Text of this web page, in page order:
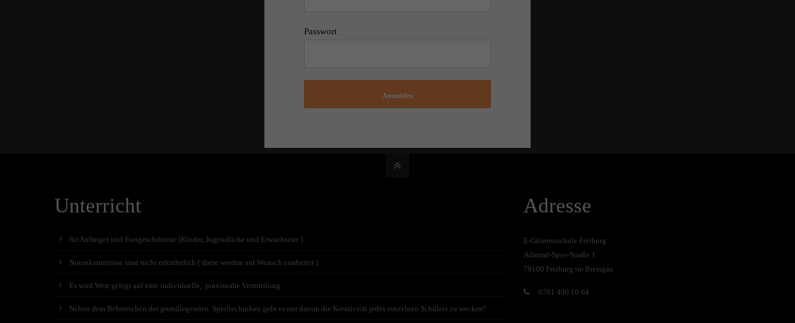
Passwort
Anmelden
Unterricht
für Anfänger und Fortgeschrittene (Kinder, Jugendliche und Erwachsene )
Notenkenntnisse sind nicht erforderlich ( diese werden auf Wunsch erarbeitet )
Es wird Wert gelegt auf eine individuelle, praxisnahe Vermittlung
Neben dem Beherrschen der grundlegenden Spieltechniken geht es mir darum die Kreativität jedes einzelnen Schülers zu wecken!
Adresse
E-Gitarrenschule Freiburg
Admiral-Spee-Straße 1
79100 Freiburg im Breisgau
0761 400 10 64